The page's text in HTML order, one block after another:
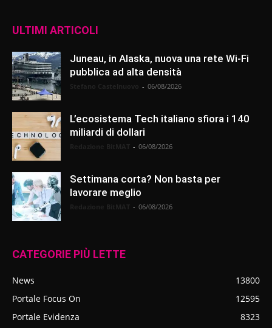
ULTIMI ARTICOLI
Juneau, in Alaska, nuova una rete Wi-Fi
pubblica ad alta densità
- 06/08/2026
L’ecosistema Tech italiano sfiora i 140
miliardi di dollari
- 06/08/2026
Settimana corta? Non basta per
lavorare meglio
- 06/08/2026
CATEGORIE PIÙ LETTE
News
13800
Portale Focus On
12595
Portale Evidenza
8323